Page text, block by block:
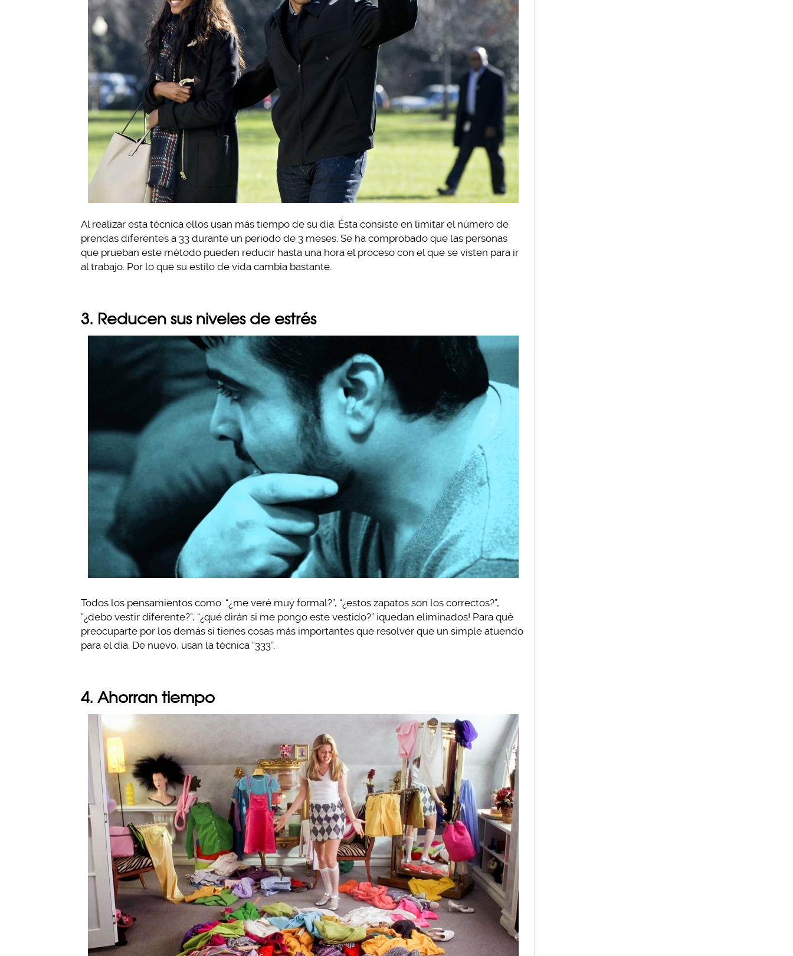
Al realizar esta técnica ellos usan más tiempo de su día. Ésta consiste en limitar el número de
prendas diferentes a 33 durante un periodo de 3 meses. Se ha comprobado que las personas
que prueban este método pueden reducir hasta una hora el proceso con el que se visten para ir
al trabajo. Por lo que su estilo de vida cambia bastante.
3. Reducen sus niveles de estrés
Todos los pensamientos como: “¿me veré muy formal?”, “¿estos zapatos son los correctos?”,
“¿debo vestir diferente?”, “¿qué dirán si me pongo este vestido?” ¡quedan eliminados! Para qué
preocuparte por los demás si tienes cosas más importantes que resolver que un simple atuendo
para el día. De nuevo, usan la técnica “333”.
4. Ahorran tiempo